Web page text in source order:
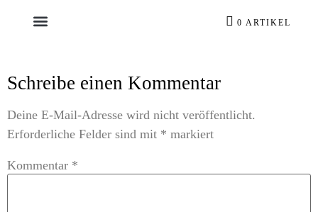
0 ARTIKEL
Schreibe einen Kommentar
Deine E-Mail-Adresse wird nicht veröffentlicht.
Erforderliche Felder sind mit * markiert
Kommentar *